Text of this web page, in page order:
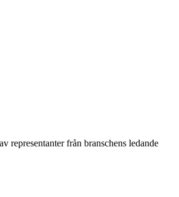
representanter från branschens ledande